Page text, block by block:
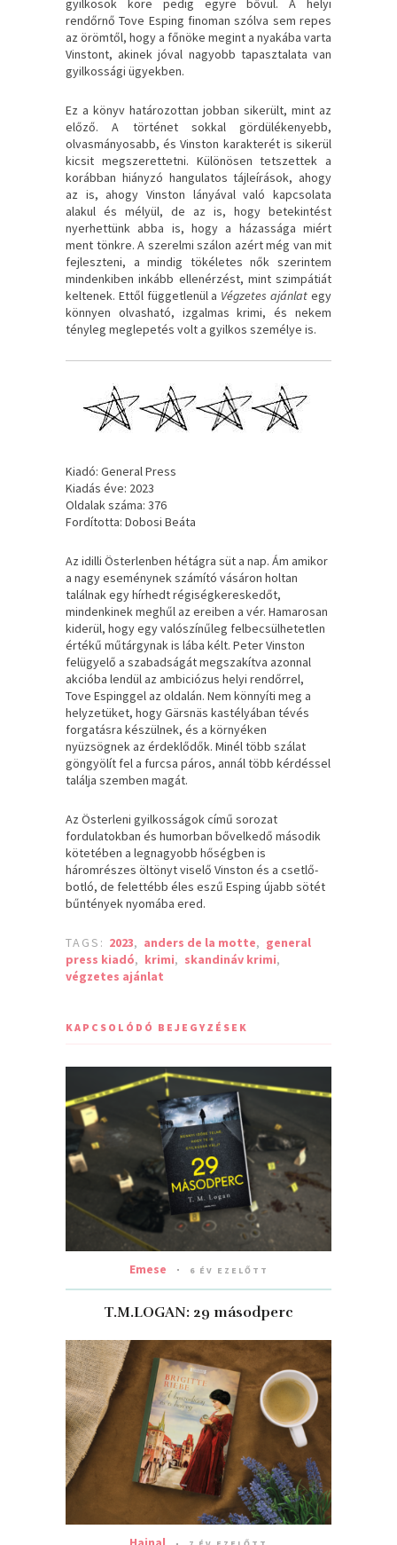
gyilkosok köre pedig egyre bővül. A helyi
rendőrnő Tove Esping finoman szólva sem repes
az örömtől, hogy a főnöke megint a nyakába varta
Vinstont, akinek jóval nagyobb tapasztalata van
gyilkossági ügyekben.
Ez a könyv határozottan jobban sikerült, mint az
előző. A történet sokkal gördülékenyebb,
olvasmányosabb, és Vinston karakterét is sikerül
kicsit megszerettetni. Különösen tetszettek a
korábban hiányzó hangulatos tájleírások, ahogy
az is, ahogy Vinston lányával való kapcsolata
alakul és mélyül, de az is, hogy betekintést
nyerhettünk abba is, hogy a házassága miért
ment tönkre. A szerelmi szálon azért még van mit
fejleszteni, a mindig tökéletes nők szerintem
mindenkiben inkább ellenérzést, mint szimpátiát
keltenek. Ettől függetlenül a Végzetes ajánlategy
könnyen olvasható, izgalmas krimi, és nekem
tényleg meglepetés volt a gyilkos személye is.
Kiadó: General Press
Kiadás éve: 2023
Oldalak száma: 376
Fordította: Dobosi Beáta
Az idilli Österlenben hétágra süt a nap. Ám amikor
a nagy eseménynek számító vásáron holtan
találnak egy hírhedt régiségkereskedőt,
mindenkinek meghűl az ereiben a vér. Hamarosan
kiderül, hogy egy valószínűleg felbecsülhetetlen
értékű műtárgynak is lába kélt. Peter Vinston
felügyelő a szabadságát megszakítva azonnal
akcióba lendül az ambiciózus helyi rendőrrel,
Tove Espinggel az oldalán. Nem könnyíti meg a
helyzetüket, hogy Gärsnäs kastélyában tévés
forgatásra készülnek, és a környéken
nyüzsögnek az érdeklődők. Minél több szálat
göngyölít fel a furcsa páros, annál több kérdéssel
találja szemben magát.
Az Österleni gyilkosságok című sorozat
fordulatokban és humorban bővelkedő második
kötetében a legnagyobb hőségben is
háromrészes öltönyt viselő Vinston és a csetlő-
botló, de felettébb éles eszű Esping újabb sötét
bűntények nyomába ered.
TAGS: 2023, anders de la motte, general
press kiadó, krimi, skandináv krimi,
végzetes ajánlat
KAPCSOLÓDÓ BEJEGYZÉSEK
Emese 6 ÉV EZELŐTT
T.M.LOGAN: 29 másodperc